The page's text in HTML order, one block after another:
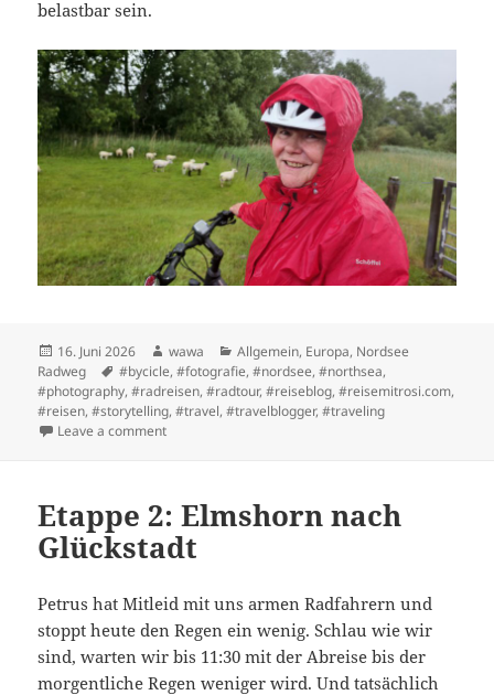
belastbar sein.
Posted
on
16. Juni 2026 Author
wawa Categories
Allgemein, Europa, Nordsee
Radweg
Tags
#bycicle,#fotografie,#nordsee,#northsea,
#photography,#radreisen,#radtour,#reiseblog,#reisemitrosi.com,
#reisen,#storytelling,#travel,#travelblogger,#traveling
Leave a commenton Der Härtetest: Etappe 1 von Hamburg nach
Etappe 2: Elmshorn nach
Glückstadt
Petrus hat Mitleid mit uns armen Radfahrern und
stoppt heute den Regen ein wenig. Schlau wie wir
sind, warten wir bis 11:30 mit der Abreise bis der
morgentliche Regen weniger wird. Und tatsächlich